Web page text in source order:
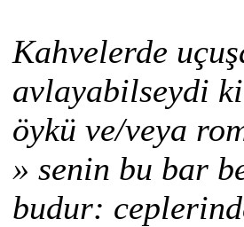
Kahvelerde
avlayabilseydi
öykü ve/veya
» senin bu bar
budur: